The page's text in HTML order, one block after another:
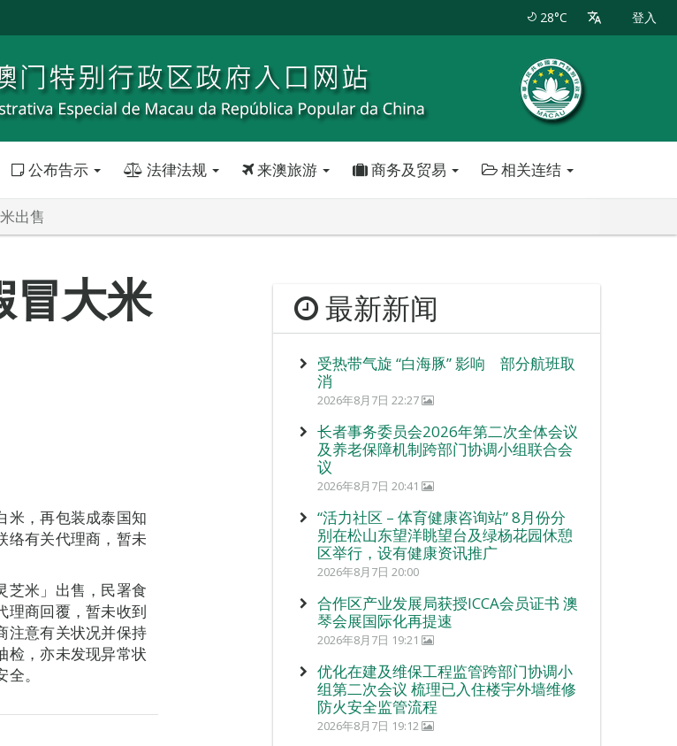
28°C 登入
公布告示 法律法规 来澳旅游 商务及贸易 相关连结
出售
冒大米
米，再包装成泰国知
络有关代理商，暂未
芝米」出售，民署食
理商回覆，暂未收到
注意有关状况并保持
检，亦未发现异常状
。
最新新闻
受热带气旋 “白海豚” 影响 部分航班取
消
2026年8月7日 22:27
长者事务委员会2026年第二次全体会议
及养老保障机制跨部门协调小组联合会
议
2026年8月7日 20:41
“活力社区 – 体育健康咨询站” 8月份分
别在松山东望洋眺望台及绿杨花园休憩
区举行，设有健康资讯推广
2026年8月7日 20:00
合作区产业发展局获授ICCA会员证书 澳
琴会展国际化再提速
2026年8月7日 19:21
优化在建及维保工程监管跨部门协调小
组第二次会议 梳理已入住楼宇外墙维修
防火安全监管流程
2026年8月7日 19:12